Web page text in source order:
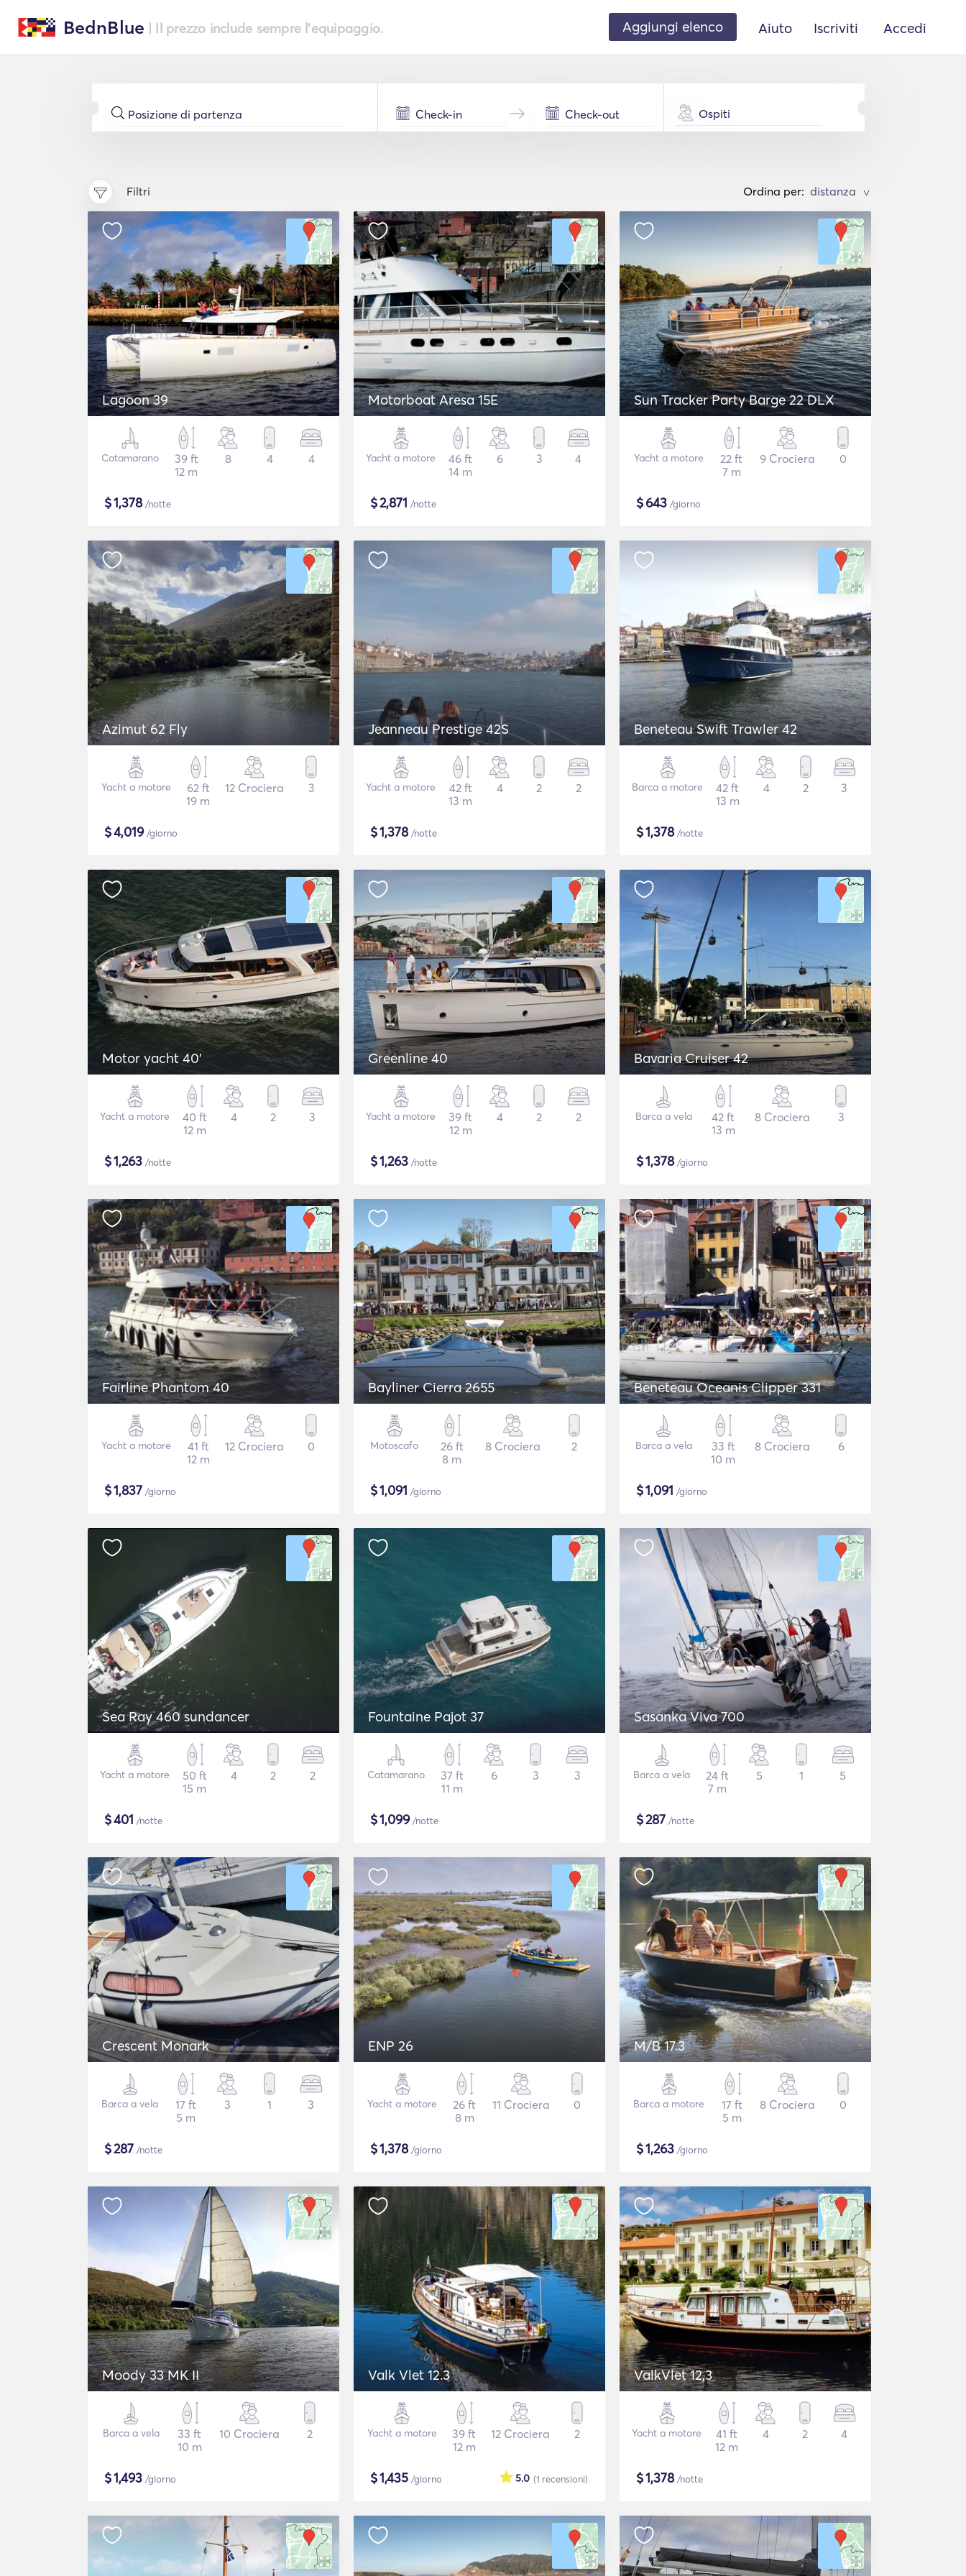
BednBlue | Il prezzo include sempre l'equipaggio. Aggiungi elenco Aiuto Iscriviti Accedi
Ospiti
Filtri Ordina per: >
Lagoon 39
Catamarano
39 ft
12 m
8 4 4
$1,378/notte
Motorboat Aresa 15E
Yacht a motore
46 ft
14 m
6 3 4
$2,871 /notte
Sun Tracker Party Barge 22 DLX
Yacht a motore
22 ft
7 m
9 Crociera 0
$643 /giorno
Azimut 62 Fly
Yacht a motore
62 ft
19 m
12 Crociera 3
$4,019/giorno
Jeanneau Prestige 42S
Yacht a motore
42 ft
13 m
4 2 2
$1,378/notte
Beneteau Swift Trawler 42
Barca a motore
42 ft
13 m
4 2 3
$1,378/notte
Motor yacht 40'
Yacht a motore
40 ft
12 m
4 2 3
$1,263 /notte
Greenline 40
Yacht a motore
39 ft
12 m
4 2 2
$1,263 /notte
Bavaria Cruiser 42
Barca a vela
42 ft
13 m
8 Crociera 3
$1,378/giorno
Fairline Phantom 40
Yacht a motore
41 ft
12 m
12 Crociera 0
$1,837 /giorno
Bayliner Cierra 2655
Motoscafo
26 ft
8 m
8 Crociera 2
$1,091 /giorno
Beneteau Oceanis Clipper 331
Barca a vela
33 ft
10 m
8 Crociera 6
$1,091 /giorno
Sea Ray 460 sundancer
Yacht a motore
50 ft
15 m
4 2 2
$401 /notte
Fountaine Pajot 37
Catamarano
37 ft
11 m
6 3 3
$1,099/notte
Sasanka Viva 700
Barca a vela
24 ft
7 m
5 1 5
$287 /notte
Crescent Monark
Barca a vela
17 ft
5 m
3 1 3
$287 /notte
ENP 26
Yacht a motore
26 ft
8 m
11 Crociera 0
$1,378/giorno
M/B 17.3
Barca a motore
17 ft
5 m
8 Crociera 0
$1,263 /giorno
Moody 33 MK II
Barca a vela
33 ft
10 m
10 Crociera 2
$1,493 /giorno
Valk Vlet 12.3
Yacht a motore
39 ft
12 m
12 Crociera 2
$1,435 /giorno (1 recensioni)
5.0
ValkVlet 12,3
Yacht a motore
41 ft
12 m
4 2 4
$1,378/notte